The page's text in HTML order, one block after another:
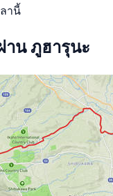
านี้
าน ภูฮารุนะ